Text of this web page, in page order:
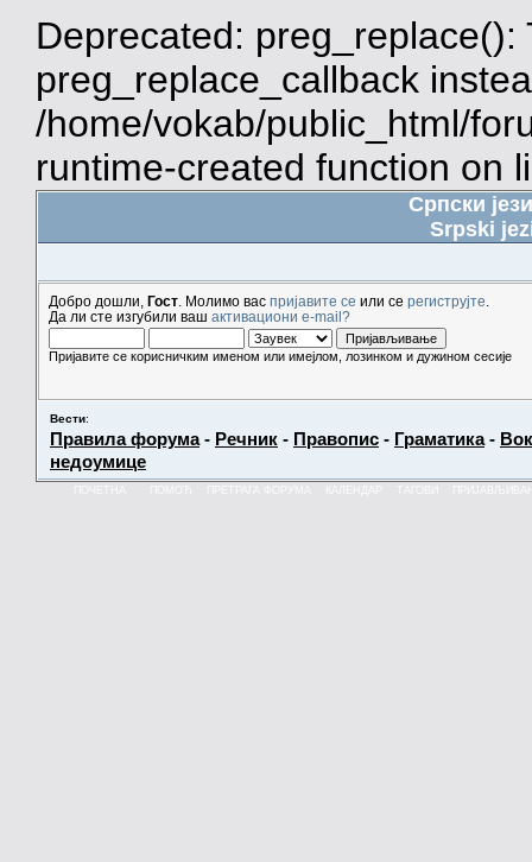
Deprecated:
preg_replace_callback
/home/vokab/public_html/
runtime-created function on
Српски
Srpski
Добро дошли, Гост . Молимо вас пријавите се или се региструјте
Да ли сте изгубили ваш активациони e-mail?
Пријавите се корисничким именом или имејлом, лозинком и дужином сесије
Вести:
Правила форума- Речник - Правопис - Граматика-
недоумице
КАЛЕНДАР